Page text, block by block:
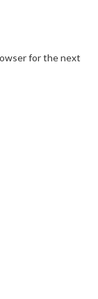
for the next